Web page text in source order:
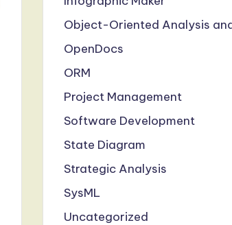
Object-Oriented Analysis
OpenDocs
ORM
Project Management
Software Development
State Diagram
Strategic Analysis
SysML
Uncategorized